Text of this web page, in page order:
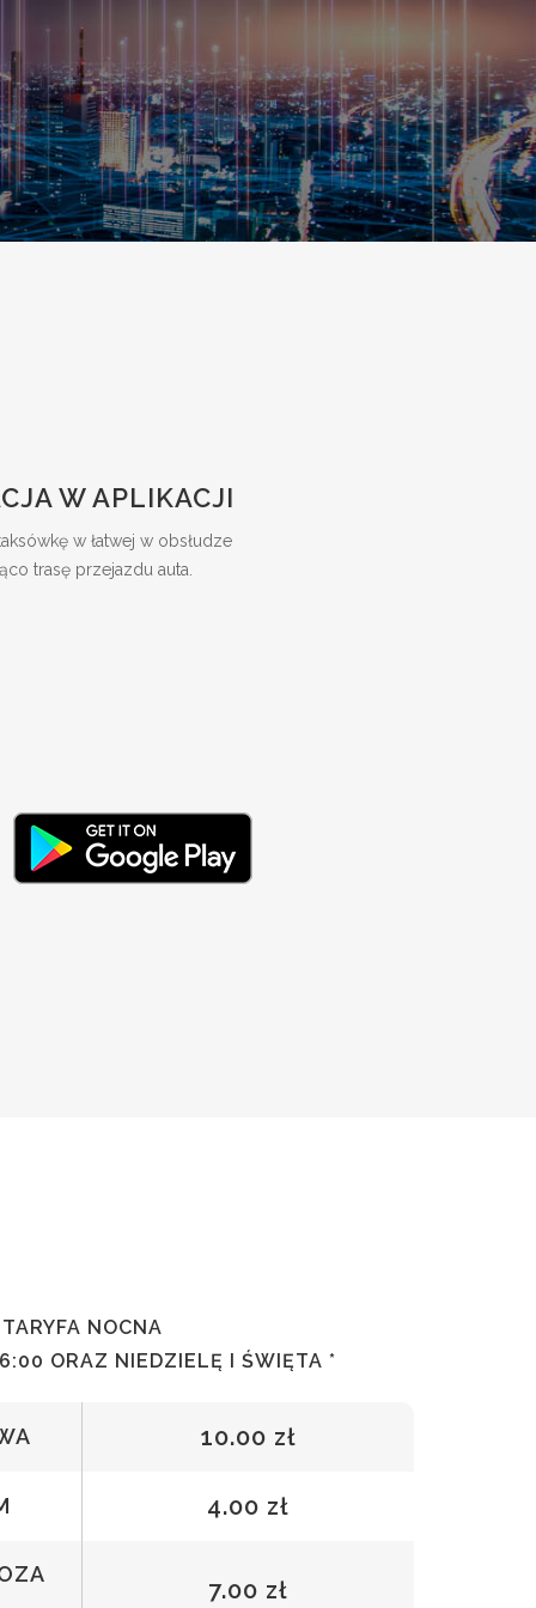
W APLIKACJI
w łatwej w obsłudze
trasę przejazdu auta.
TARYFA NOCNA
ORAZ NIEDZIELĘ I ŚWIĘTA *
10.00 zł
4.00 zł
7.00 zł